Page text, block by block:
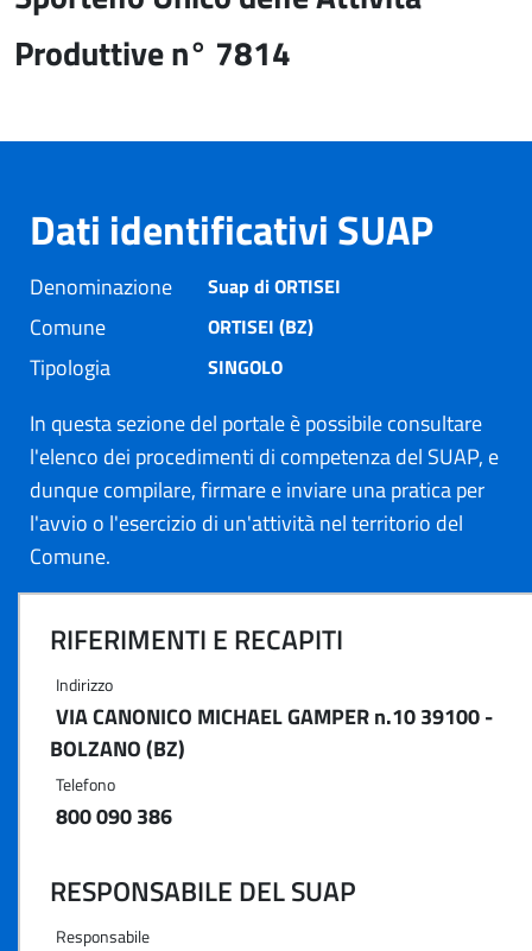
Produttive n° 7814
Dati identificativi SUAP
Denominazione Suap di ORTISEI
Comune ORTISEI (BZ)
Tipologia SINGOLO
In questa sezione del portale è possibile consultare
l'elenco dei procedimenti di competenza del SUAP, e
dunque compilare, firmare e inviare una pratica per
l'avvio o l'esercizio di un'attività nel territorio del
Comune.
RIFERIMENTI E RECAPITI
Indirizzo
VIA CANONICO MICHAEL GAMPER n.10 39100 -
BOLZANO (BZ)
Telefono
800 090 386
RESPONSABILE DEL SUAP
Responsabile